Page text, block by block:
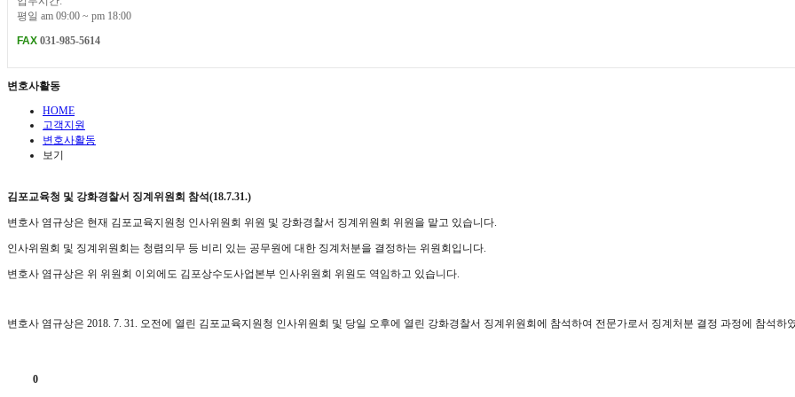
평일 am 09:00 ~ pm 18:00
FAX 031-985-5614
변호사활동
HOME
고객지원
변호사활동
보기
김포교육청 및 강화경찰서 징계위원회 참석(18.7.31.)
변호사 염규상은 현재 김포교육지원청 인사위원회 위원 및 강화경찰서 징계위원회 위원을 맡고 있습니다.
인사위원회 및 징계위원회는 청렴의무 등 비리 있는 공무원에 대한 징계처분을 결정하는 위원회입니다.
변호사 염규상은 위 위원회 이외에도 김포상수도사업본부 인사위원회 위원도 역임하고 있습니다.
변호사 염규상은 2018. 7. 31. 오전에 열린 김포교육지원청 인사위원회 및 당일 오후에 열린 강화경찰서 징계위원회에 참석하여 전문가로서 징계처분 결정 과정에 참석하
0